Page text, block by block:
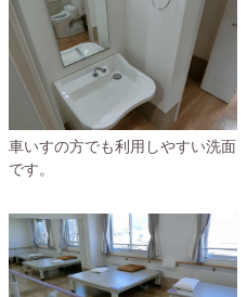
車いすの方でも利用しやすい洗面
です。